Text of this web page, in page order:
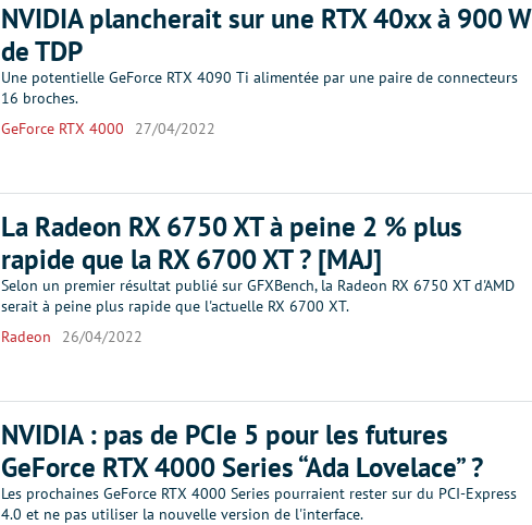
NVIDIA plancherait sur une RTX 40xx à 900 W
de TDP
Une potentielle GeForce RTX 4090 Ti alimentée par une paire de connecteurs
16 broches.
GeForce RTX 4000
27/04/2022
La Radeon RX 6750 XT à peine 2 % plus
rapide que la RX 6700 XT ? [MAJ]
Selon un premier résultat publié sur GFXBench, la Radeon RX 6750 XT d'AMD
serait à peine plus rapide que l'actuelle RX 6700 XT.
Radeon
26/04/2022
NVIDIA : pas de PCIe 5 pour les futures
GeForce RTX 4000 Series “Ada Lovelace” ?
Les prochaines GeForce RTX 4000 Series pourraient rester sur du PCI-Express
4.0 et ne pas utiliser la nouvelle version de l'interface.